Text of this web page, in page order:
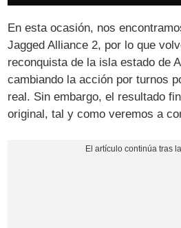
En esta ocasión, nos
Jagged Alliance 2, por lo que
reconquista de la isla estado de
cambiando la acción por turnos
real. Sin embargo, el resultado
original, tal y como veremos a